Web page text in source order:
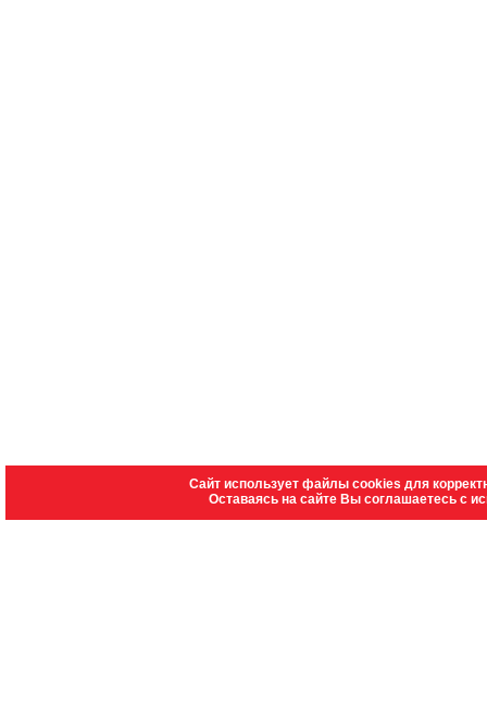
Сайт использует файлы cookies для
Оставаясь на сайте Вы соглашаетесь с